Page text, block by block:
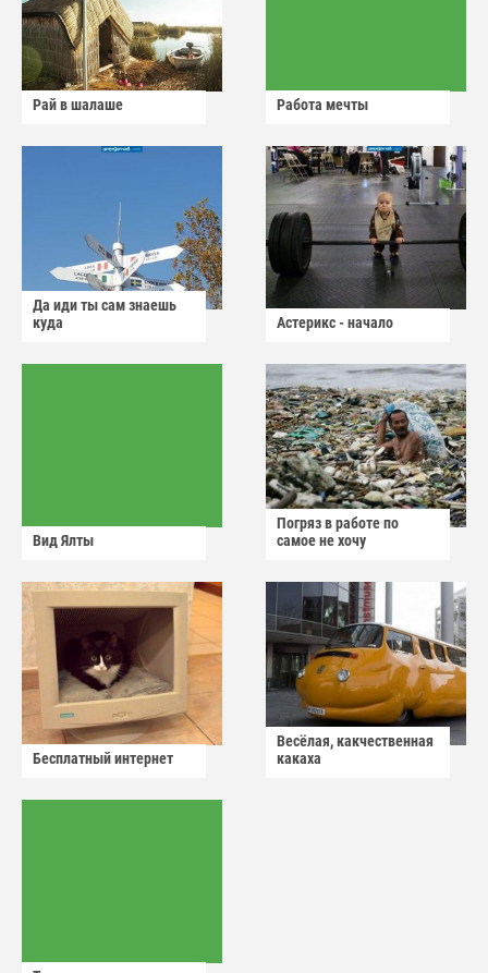
Рай в шалаше Работа мечты
Да иди ты сам знаешь
куда
Астерикс - начало
Вид Ялты
Погряз в работе по
самое не хочу
Бесплатный интернет
Весёлая, какчественная
какаха